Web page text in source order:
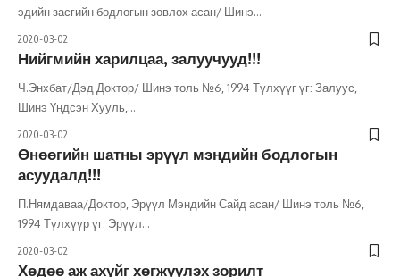
эдийн засгийн бодлогын зөвлөх асан/ Шинэ…
2020-03-02
Нийгмийн харилцаа, залуучууд!!!
Ч.Энхбат/Дэд Доктор/ Шинэ толь №6, 1994 Түлхүүг үг: Залуус,
Шинэ Үндсэн Хууль, …
2020-03-02
Өнөөгийн шатны эрүүл мэндийн бодлогын
асуудалд!!!
П.Нямдаваа/Доктор, Эрүүл Мэндийн Сайд асан/ Шинэ толь №6,
1994 Түлхүүр үг: Эрүүл…
2020-03-02
Хөдөө аж ахуйг хөгжүүлэх зорилт